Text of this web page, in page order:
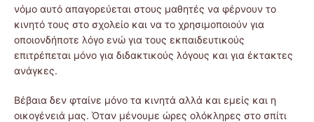
νόμο αυτό απαγορεύεται στους μαθητές να φέρνουν το
κινητό τους στο σχολείο και να το χρησιμοποιούν για
οποιονδήποτε λόγο ενώ για τους εκπαιδευτικούς
επιτρέπεται μόνο για διδακτικούς λόγους και για έκτακτες
ανάγκες.
Βέβαια δεν φταίνε μόνο τα κινητά αλλά και εμείς και η
οικογένειά μας. Όταν μένουμε ώρες ολόκληρες στο σπίτι